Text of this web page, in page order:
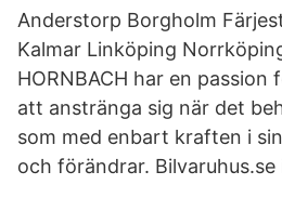
Anderstorp Borgholm
Kalmar Linköping
HORNBACH har en passion
att anstränga sig när det
som med enbart kraften i
och förändrar.